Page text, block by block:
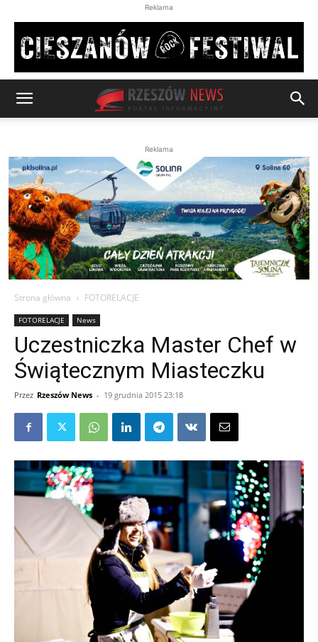
Reklama
Reklama
Strona główna FOTORELACJE
FOTORELACJE News
Uczestniczka Master Chef w
Świątecznym Miasteczku
Przez Rzeszów News - 19 grudnia 2015 23:18